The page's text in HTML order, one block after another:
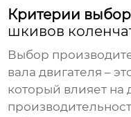
Критерии
шкивов
Выбор
вала двигателя –
который влияет на